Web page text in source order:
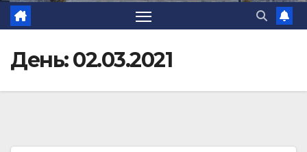
День:02.03.2021